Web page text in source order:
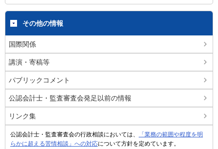
その他の情報
国際関係
講演・寄稿等
パブリックコメント
公認会計士・監査審査会発足以前の情報
リンク集
公認会計士・監査審査会の行政相談においては、
「業務の範囲や程度を明
らかに超える苦情相談」への対応について方針を定めています。